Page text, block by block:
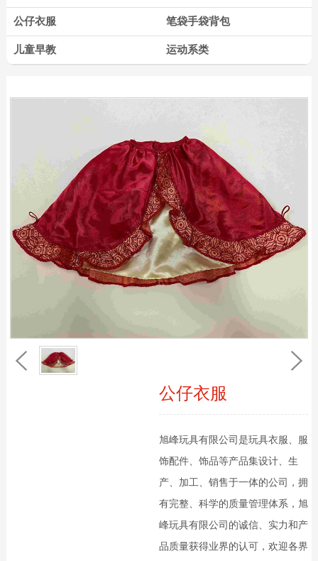
公仔衣服 笔袋手袋背包
儿童早教 运动系类
公仔衣服
旭峰玩具有限公司是玩具衣服、服
饰配件、饰品等产品集设计、生
产、加工、销售于一体的公司，拥
有完整、科学的质量管理体系，旭
峰玩具有限公司的诚信、实力和产
品质量获得业界的认可，欢迎各界